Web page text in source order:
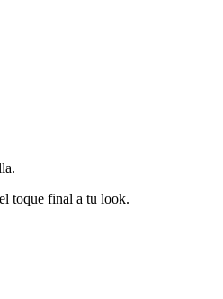
toque final a tu look.